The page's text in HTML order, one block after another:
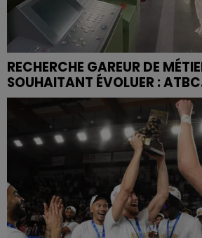
RECHERCHE GAREUR DE
SOUHAITANT ÉVOLUER :